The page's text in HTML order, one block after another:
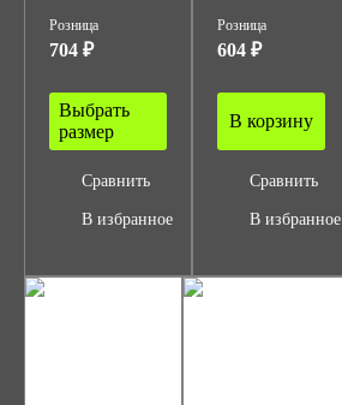
Розница
704 ₽
Выбрать
размер
Сравнить
В избранное
Розница
604 ₽
В корзину
Сравнить
В избранное